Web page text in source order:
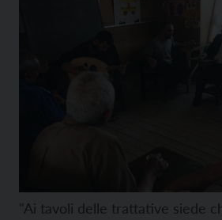
"Ai tavoli delle trattative siede